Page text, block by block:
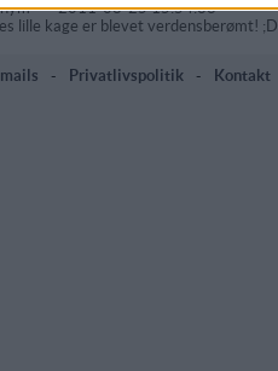
-2011-08-25 15:54:36
lille kage er blevet verdensberømt! ;D
- Privatlivspolitik - Kontakt